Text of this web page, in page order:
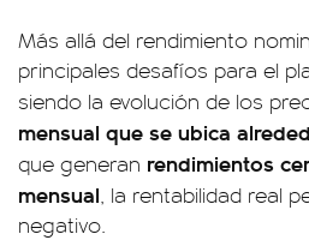
Más allá del rendimiento
principales desafíos para el
siendo la evolución de los
mensual que se ubica
que generan rendimientos
mensual, la rentabilidad real
negativo.